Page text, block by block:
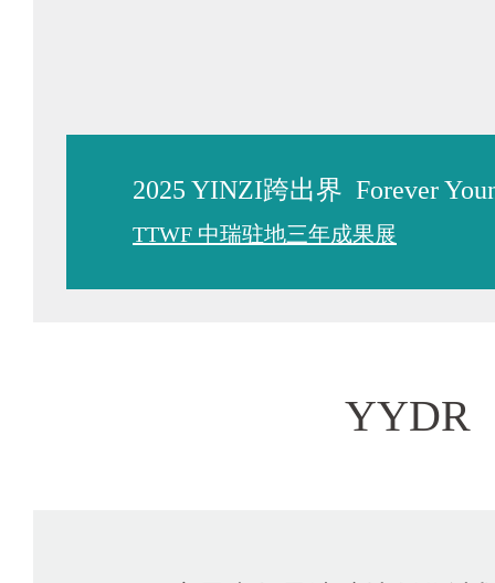
2025 YINZI跨出界 Forever
TTWF 中瑞驻地三年成果展
YYDR